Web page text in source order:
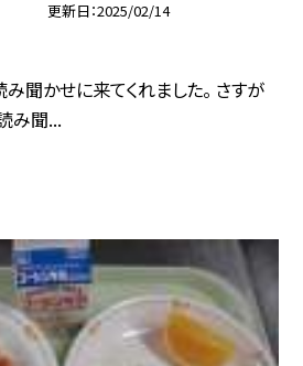
更新日 2025/02/14
聞かせに来てくれました。 さすが
み聞...